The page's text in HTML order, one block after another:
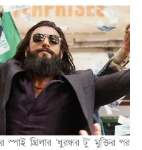
থ্রিলার ‘ধুরন্ধর টু’ মুক্তির পর